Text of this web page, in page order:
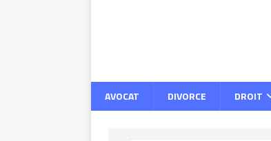
AVOCAT DIVORCE DROIT